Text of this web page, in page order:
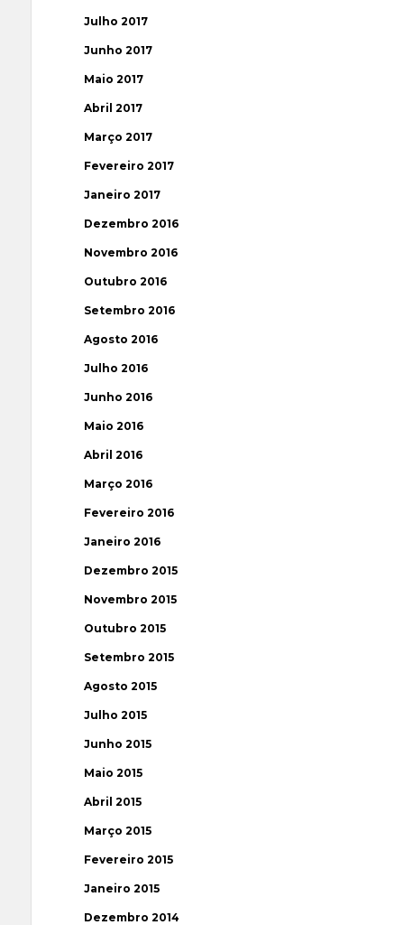
Julho 2017
Junho 2017
Maio 2017
Abril 2017
Março 2017
Fevereiro 2017
Janeiro 2017
Dezembro 2016
Novembro 2016
Outubro 2016
Setembro 2016
Agosto 2016
Julho 2016
Junho 2016
Maio 2016
Abril 2016
Março 2016
Fevereiro 2016
Janeiro 2016
Dezembro 2015
Novembro 2015
Outubro 2015
Setembro 2015
Agosto 2015
Julho 2015
Junho 2015
Maio 2015
Abril 2015
Março 2015
Fevereiro 2015
Janeiro 2015
Dezembro 2014